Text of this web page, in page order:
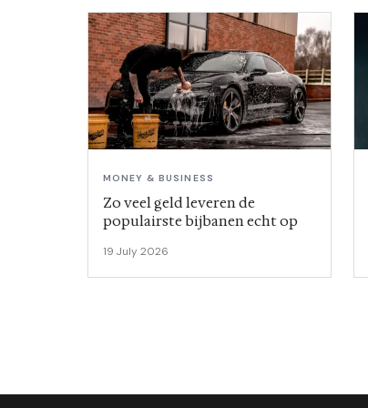
MONEY & BUSINESS
Zo veel geld leveren de
populairste bijbanen echt op
19 July 2026